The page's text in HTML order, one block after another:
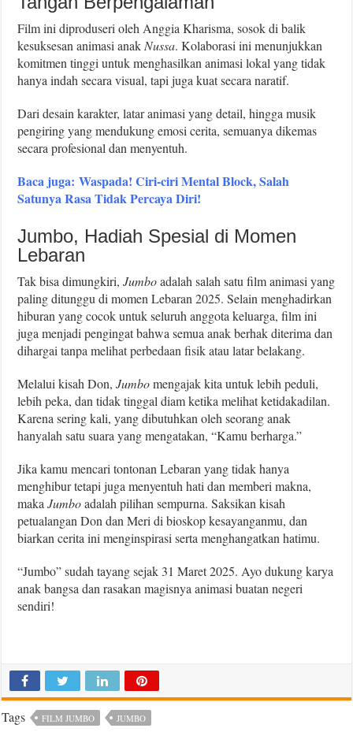
Film ini diproduseri oleh Anggia Kharisma, sosok di balik
kesuksesan animasi anak Nussa. Kolaborasi ini menunjukkan
komitmen tinggi untuk menghasilkan animasi lokal yang tidak
hanya indah secara visual, tapi juga kuat secara naratif.
Dari desain karakter, latar animasi yang detail, hingga musik
pengiring yang mendukung emosi cerita, semuanya dikemas
secara profesional dan menyentuh.
Baca juga: Waspada! Ciri-ciri Mental Block, Salah
Satunya Rasa Tidak Percaya Diri!
Jumbo, Hadiah Spesial di Momen
Lebaran
Tak bisa dimungkiri,Jumboadalah salah satu film animasi yang
paling ditunggu di momen Lebaran 2025. Selain menghadirkan
hiburan yang cocok untuk seluruh anggota keluarga, film ini
juga menjadi pengingat bahwa semua anak berhak diterima dan
dihargai tanpa melihat perbedaan fisik atau latar belakang.
Melalui kisah Don,Jumbomengajak kita untuk lebih peduli,
lebih peka, dan tidak tinggal diam ketika melihat ketidakadilan.
Karena sering kali, yang dibutuhkan oleh seorang anak
hanyalah satu suara yang mengatakan, “Kamu berharga.”
Jika kamu mencari tontonan Lebaran yang tidak hanya
menghibur tetapi juga menyentuh hati dan memberi makna,
makaJumboadalah pilihan sempurna. Saksikan kisah
petualangan Don dan Meri di bioskop kesayanganmu, dan
biarkan cerita ini menginspirasi serta menghangatkan hatimu.
“Jumbo” sudah tayang sejak 31 Maret 2025. Ayo dukung karya
anak bangsa dan rasakan magisnya animasi buatan negeri
sendiri!
Tags FILM JUMBO JUMBO